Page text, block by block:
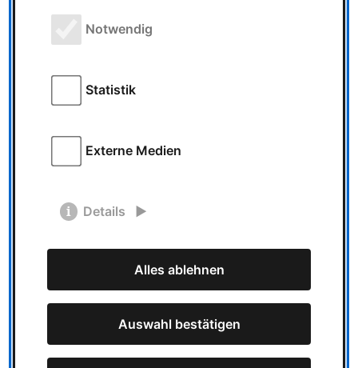
Geschätze Lesezeit: 1 Minuten Netflix baut
Adaptionen weiter …
Seitenaufrufe pro Monat ● 27.295 eindeutige
Besucher pro Monat ● 04:21 Minuten
durchschnittliche Besuchszeit der User
Quelle: Matomo …
Notwendig
Statistik
Externe Medien
Details
Alles ablehnen
Auswahl bestätigen